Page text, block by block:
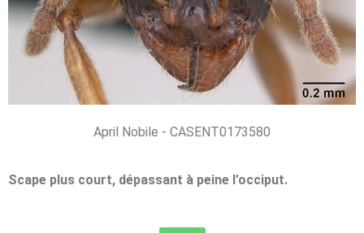
April Nobile - CASENT0173580
Scape plus court, dépassant à peine l’occiput.